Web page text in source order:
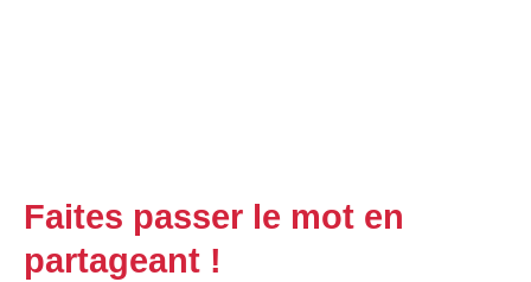
Faites passer le mot en
partageant !